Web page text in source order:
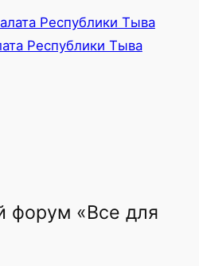
Республики Тыва
форум «Все для